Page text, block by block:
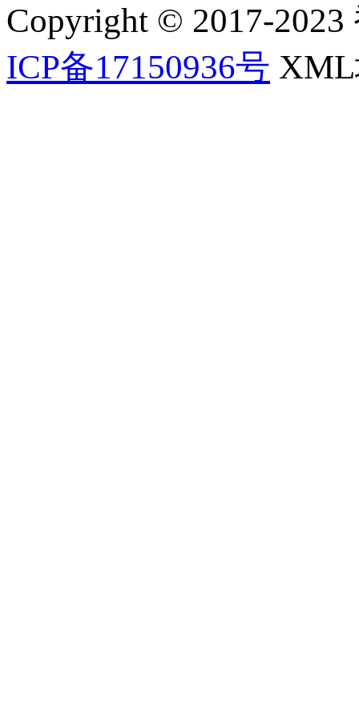
Copyright © 2017-2023
ICP备17150936号